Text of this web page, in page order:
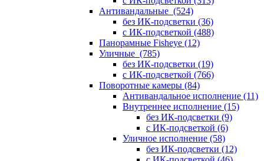
Антивандальные (524)
без ИК-подсветки (36)
с ИК-подсветкой (488)
Панорамные Fisheye (12)
Уличные (785)
без ИК-подсветки (19)
с ИК-подсветкой (766)
Поворотные камеры (84)
Антивандальное исполнение (11)
Внутреннее исполнение (15)
без ИК-подсветки (9)
с ИК-подсветкой (6)
Уличное исполнение (58)
без ИК-подсветки (12)